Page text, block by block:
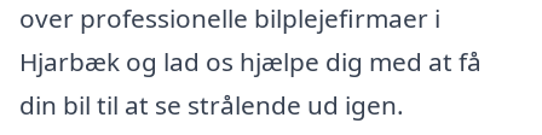
over professionelle bilplejefirmaer i
Hjarbæk og lad os hjælpe dig med at få
din bil til at se strålende ud igen.